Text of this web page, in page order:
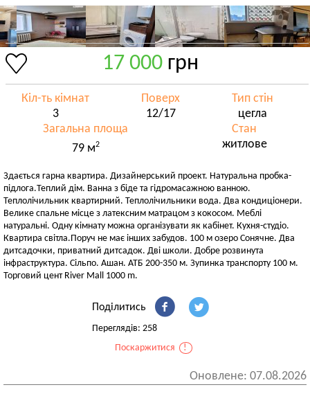
17 000 грн
Кіл-ть кімнат
3
Поверх
12/17
Тип стін
цегла
Загальна площа
79 м2
Стан
житлове
Здається гарна квартира. Дизайнерський проект. Натуральна пробка-
підлога.Теплий дім. Ванна з біде та гідромасажною ванною.
Теплолічильник квартирний. Теплолічильники вода. Два кондиціонери.
Велике спальне місце з латексним матрацом з кокосом. Меблі
натуральні. Одну кімнату можна організувати як кабінет. Кухня-студіо.
Квартира світла.Поруч не має інших забудов. 100 м озеро Сонячне. Два
дитсадочки, приватний дитсадок. Дві школи. Добре розвинута
інфраструктура. Сільпо. Ашан. АТБ 200-350 м. Зупинка транспорту 100 м.
Торговий цент River Mall 1000 m.
Поділитись
Переглядів: 258
Поскаржитися
!
Оновлене: 07.08.2026